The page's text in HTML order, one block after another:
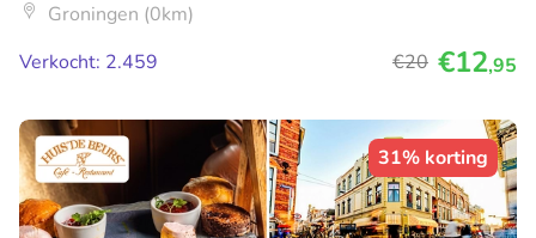
Groningen (0km)
Verkocht: 2.459
€20 €12,95
31% korting